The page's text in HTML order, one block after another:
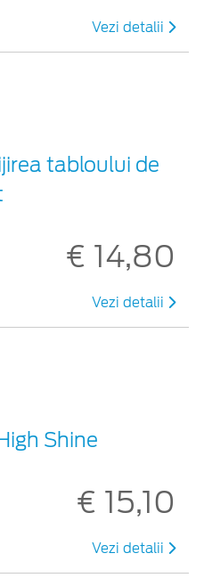
Vezi detalii
tabloului de
€ 14,80
Vezi detalii
Shine
€ 15,10
Vezi detalii